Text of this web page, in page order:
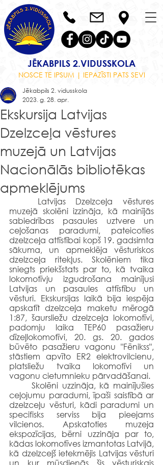
JĒKABPILS 2.VIDUSSKOLA
NOSCE TE IPSUM | IEPAZĪSTI PATS SEVI
Ekskursija Latvijas
Dzelzceļa vēstures
muzejā un Latvijas
Nacionālās bibliotēkas
apmeklējums
Jēkabpils 2. vidusskola
2023. g. 28. apr.
muzejā skolēni izzināja, kā mainījās
sabiedrības pasaules uztvere un
ceļošanas paradumi, pateicoties
dzelzceļa attīstībai kopš 19. gadsimta
sākuma, un apmeklēja vēsturiskos
dzelzceļa ritekļus. Skolēniem tika
sniegts priekšstats par to, kā tvaika
lokomotīvju izgudrošana mainījusi
Latvijas un pasaules attīstību un
vēsturi. Ekskursijas laikā bija iespēja
apskatīt dzelzceļa maketu mērogā
1:87, šaursliežu dzelzceļa lokomotīvi,
padomju laika TEP60 pasažieru
dīzeļlokomotīvi, 20. gs. 20. gados
būvēto pasažieru vagonu "Fēnikss",
stāstiem apvīto ER2 elektrovilcienu,
platsliežu tvaika lokomotīvi un
vagonu cietumnieku pārvadāšanai.
ceļojumu paradumi, īpaši saistībā ar
dzelzceļu vēsturi, kādi paradumi un
specifisks serviss bija pieejams
vilcienos. Apskatoties muzeja
ekspozīcijas, bērni uzzināja par to,
kādas lokomotīves izmantotas Latvijā,
kā dzelzceļš ietekmējis Latvijas vēsturi
un kur mūsdienās šis vēsturiskais